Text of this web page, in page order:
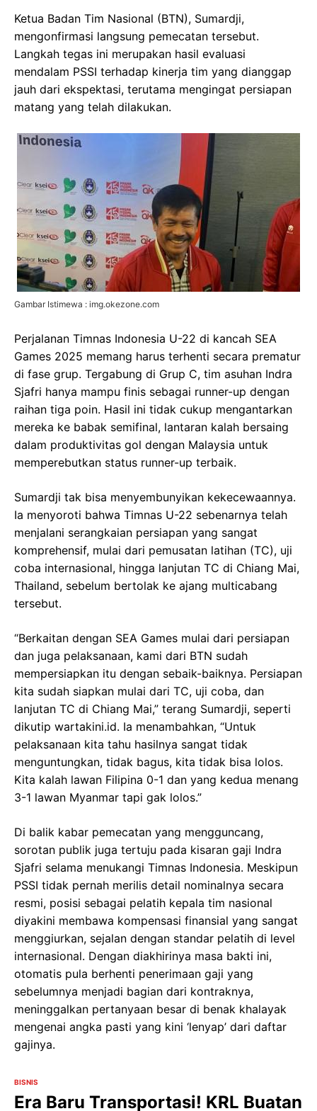
Ketua Badan Tim Nasional (BTN), Sumardji,
mengonfirmasi langsung pemecatan tersebut.
Langkah tegas ini merupakan hasil evaluasi
mendalam PSSI terhadap kinerja tim yang dianggap
jauh dari ekspektasi, terutama mengingat persiapan
matang yang telah dilakukan.
Gambar Istimewa : img.okezone.com
Perjalanan Timnas Indonesia U-22 di kancah SEA
Games 2025 memang harus terhenti secara prematur
di fase grup. Tergabung di Grup C, tim asuhan Indra
Sjafri hanya mampu finis sebagai runner-up dengan
raihan tiga poin. Hasil ini tidak cukup mengantarkan
mereka ke babak semifinal, lantaran kalah bersaing
dalam produktivitas gol dengan Malaysia untuk
memperebutkan status runner-up terbaik.
Sumardji tak bisa menyembunyikan kekecewaannya.
Ia menyoroti bahwa Timnas U-22 sebenarnya telah
menjalani serangkaian persiapan yang sangat
komprehensif, mulai dari pemusatan latihan (TC), uji
coba internasional, hingga lanjutan TC di Chiang Mai,
Thailand, sebelum bertolak ke ajang multicabang
tersebut.
“Berkaitan dengan SEA Games mulai dari persiapan
dan juga pelaksanaan, kami dari BTN sudah
mempersiapkan itu dengan sebaik-baiknya. Persiapan
kita sudah siapkan mulai dari TC, uji coba, dan
lanjutan TC di Chiang Mai,” terang Sumardji, seperti
dikutip wartakini.id. Ia menambahkan, “Untuk
pelaksanaan kita tahu hasilnya sangat tidak
menguntungkan, tidak bagus, kita tidak bisa lolos.
Kita kalah lawan Filipina 0-1 dan yang kedua menang
3-1 lawan Myanmar tapi gak lolos.”
Di balik kabar pemecatan yang mengguncang,
sorotan publik juga tertuju pada kisaran gaji Indra
Sjafri selama menukangi Timnas Indonesia. Meskipun
PSSI tidak pernah merilis detail nominalnya secara
resmi, posisi sebagai pelatih kepala tim nasional
diyakini membawa kompensasi finansial yang sangat
menggiurkan, sejalan dengan standar pelatih di level
internasional. Dengan diakhirinya masa bakti ini,
otomatis pula berhenti penerimaan gaji yang
sebelumnya menjadi bagian dari kontraknya,
meninggalkan pertanyaan besar di benak khalayak
mengenai angka pasti yang kini ‘lenyap’ dari daftar
gajinya.
BISNIS
Era Baru Transportasi! KRL Buatan